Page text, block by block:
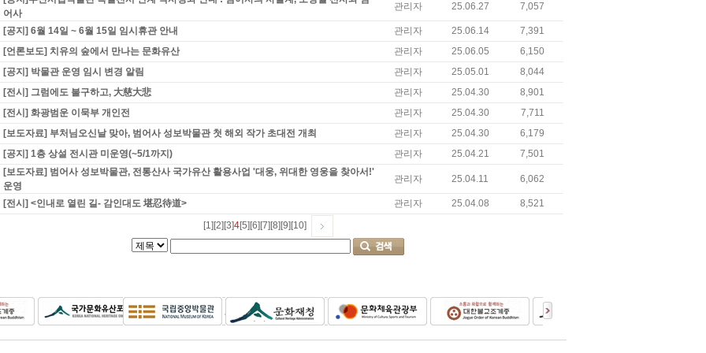
어사
관리자 25.06.27 7,057
[공지] 6월 14일 ~ 6월 15일 임시휴관 안내 관리자 25.06.14
7,391
[언론보도] 치유의 숲에서 만나는 문화유산
관리자 25.06.05
6,150
[공지] 박물관 운영 임시 변경 알림
관리자 25.05.01
8,044
[전시] 그럼에도 불구하고, 大慈大悲
관리자 25.04.30
8,901
[전시] 화광범운 이묵부 개인전
관리자 25.04.30
7,711
[보도자료] 부처님오신날 맞아, 범어사 성보박물관 첫 해외 작가 초대전 개최
관리자 25.04.30
6,179
[공지] 1층 상설 전시관 미운영(~5/1까지)
관리자 25.04.21
7,501
[보도자료] 범어사 성보박물관, 전통산사 국가유산 활용사업 '대웅, 위대한 영웅을 찾아서!'
운영
관리자 25.04.11 6,062
[전시] <인내로 열린 길- 감인대도 堪忍待道> 관리자 25.04.08 8,521
[1] [2] [3]4[5] [6] [7] [8] [9] [10]